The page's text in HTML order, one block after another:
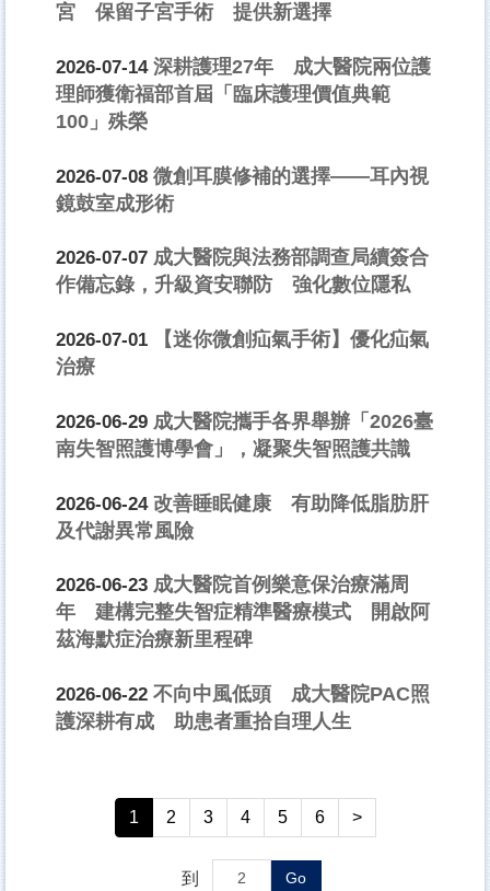
宮 保留子宮手術 提供新選擇
2026-07-14深耕護理27年 成大醫院兩位護
理師獲衛福部首屆「臨床護理價值典範
100」殊榮
2026-07-08微創耳膜修補的選擇——耳內視
鏡鼓室成形術
2026-07-07 成大醫院與法務部調查局續簽合
作備忘錄，升級資安聯防 強化數位隱私
2026-07-01
【迷你微創疝氣手術】優化疝氣
治療
2026-06-29 成大醫院攜手各界舉辦「2026臺
南失智照護博學會」，凝聚失智照護共識
2026-06-24改善睡眠健康 有助降低脂肪肝
及代謝異常風險
2026-06-23 成大醫院首例樂意保治療滿周
年 建構完整失智症精準醫療模式 開啟阿
茲海默症治療新里程碑
2026-06-22不向中風低頭 成大醫院PAC照
護深耕有成 助患者重拾自理人生
1 2 3 4 5 6 >
到 Go